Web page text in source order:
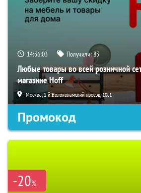
14:36:02 Получили:83
Любые товары во всей розничной
магазине Hoff
Москва, 1-й Волоколамский проезд, 10с1
Промокод
-20%